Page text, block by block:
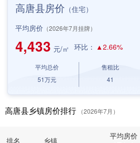
高唐县房价 （住宅）
平均房价 （2026年7月挂牌）
4,433 元/㎡ 环比： ▲2.66%
平均总价
51万元
售租比
41
高唐县乡镇房价排行 （2026年7月）
排名 乡镇
平均房价